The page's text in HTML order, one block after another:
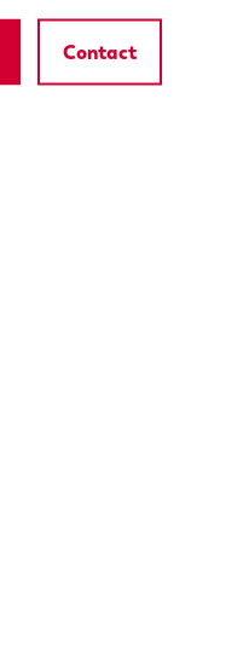
Contact